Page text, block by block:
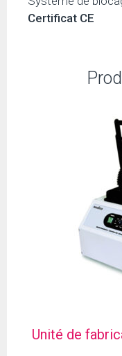
Certificat CE
Unité de